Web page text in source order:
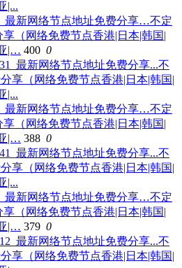
最新网络节点地址免费分享…不定
（网络免费节点香港|日本|韩国|
|… 400 0
最新网络节点地址免费分享…不定
（网络免费节点香港|日本|韩国|
|… 388 0
最新网络节点地址免费分享…不定
（网络免费节点香港|日本|韩国|
|… 379 0